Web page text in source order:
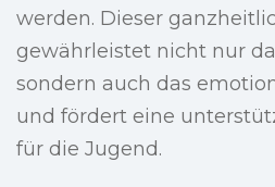
werden. Dieser
gewährleistet nicht nur
sondern auch das
und fördert eine
für die Jugend.